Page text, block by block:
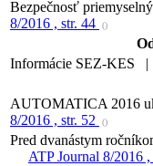
Bezpečnosť
8/2016 , str. 44
()
Informácie SEZ-KES |
AUTOMATICA 2016
8/2016 , str. 52
()
Pred dvanástym
ATP Journal 8/2016 ,